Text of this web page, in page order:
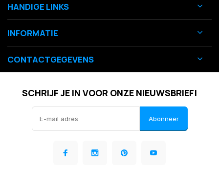
HANDIGE LINKS
INFORMATIE
CONTACTGEGEVENS
SCHRIJF JE IN VOOR ONZE NIEUWSBRIEF!
Abonneer